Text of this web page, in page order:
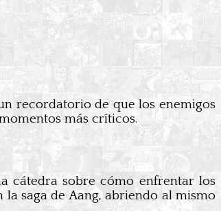
recordatorio de que los enemigos
más críticos.
cátedra sobre cómo enfrentar los
saga de Aang, abriendo al mismo